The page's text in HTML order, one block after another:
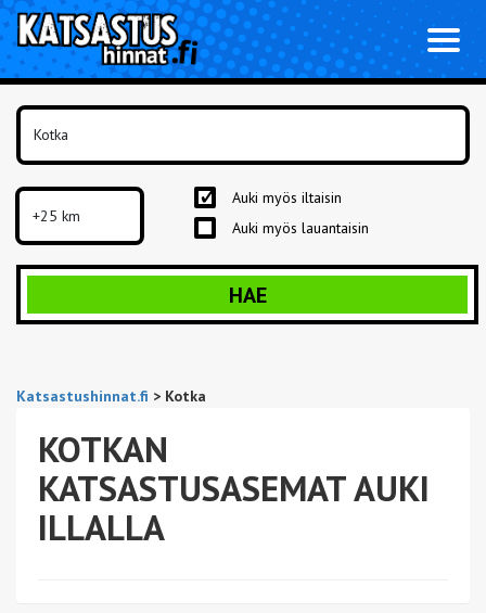
Auki myös iltaisin
Auki myös lauantaisin
HAE
Katsastushinnat.fi > Kotka
KOTKAN
KATSASTUSASEMAT AUKI
ILLALLA